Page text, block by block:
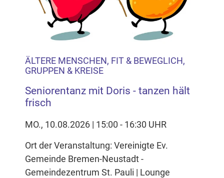
ÄLTERE MENSCHEN, FIT & BEWEGLICH,
GRUPPEN & KREISE
Seniorentanz mit Doris - tanzen hält
frisch
MO., 10.08.2026 | 15:00 - 16:30 UHR
Ort der Veranstaltung: Vereinigte Ev.
Gemeinde Bremen-Neustadt -
Gemeindezentrum St. Pauli | Lounge